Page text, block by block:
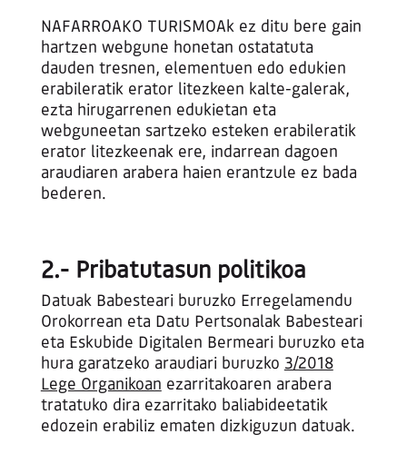
NAFARROAKO TURISMOAk ez ditu bere gain
hartzen webgune honetan ostatatuta
dauden tresnen, elementuen edo edukien
erabileratik erator litezkeen kalte-galerak,
ezta hirugarrenen edukietan eta
webguneetan sartzeko esteken erabileratik
erator litezkeenak ere, indarrean dagoen
araudiaren arabera haien erantzule ez bada
bederen.
2.- Pribatutasun politikoa
Datuak Babesteari buruzko Erregelamendu
Orokorrean eta Datu Pertsonalak Babesteari
eta Eskubide Digitalen Bermeari buruzko eta
hura garatzeko araudiari buruzko 3/2018
Lege Organikoan ezarritakoaren arabera
tratatuko dira ezarritako baliabideetatik
edozein erabiliz ematen dizkiguzun datuak.